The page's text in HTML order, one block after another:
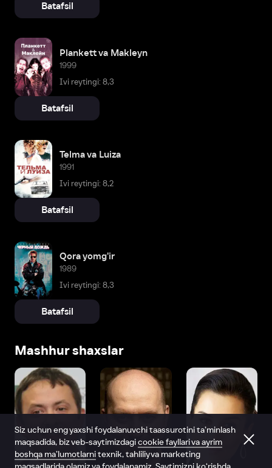
Batafsil
Plankett va Makleyn
1999
Ivi reytingi: 8,3
Batafsil
Telma va Luiza
1991
Ivi reytingi: 8,2
Batafsil
Qora yomg'ir
1989
Ivi reytingi: 8,3
Batafsil
Mashhur shaxslar
Siz uchun eng yaxshi foydalanuvchi taassurotini ta’minlash
maqsadida, biz veb-saytimizdagicookie fayllari va ayrim
boshqa ma’lumotlarnitexnik, tahliliy va marketing